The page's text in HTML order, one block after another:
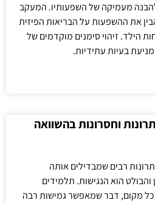
מעמיקה של השפעותיו. המעקב
את ההשפעות על הבריאות הפיזית
הילד. זיהוי סימנים מוקדמים של
בעיות עתידיות.
וחסרונות בהשוואה
רבים שמבדילים אותה
הוא הנגישות. תלמידים
מקום, דבר שמאפשר גמישות רבה